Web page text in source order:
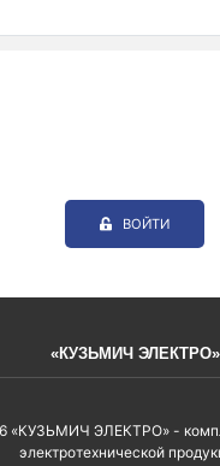
ВОЙТИ
«КУЗЬМИЧ ЭЛЕКТРО»
«КУЗЬМИЧ ЭЛЕКТРО» -
электротехнической